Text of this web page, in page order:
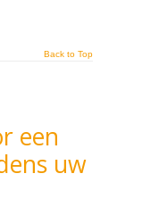
Back to Top
een
uw